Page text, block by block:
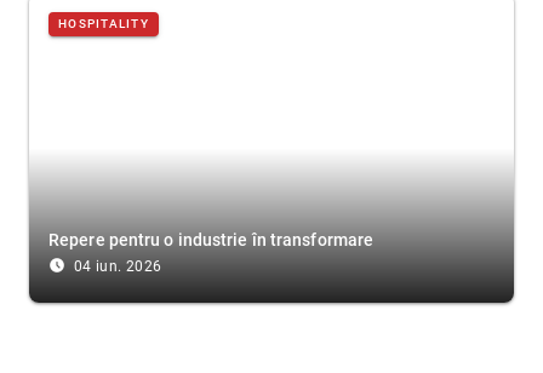
HOSPITALITY
Repere pentru o industrie în transformare
access_time_filled 04 iun. 2026